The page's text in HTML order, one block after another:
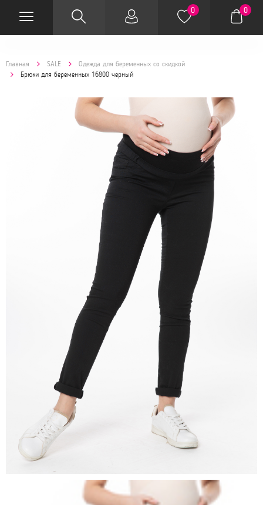
0 0
Главная SALE
Одежда для беременных со скидкой
Брюки для беременных 16800 черный